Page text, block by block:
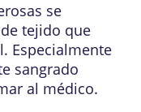
se
tejido que
Especialmente
sangrado
al médico.